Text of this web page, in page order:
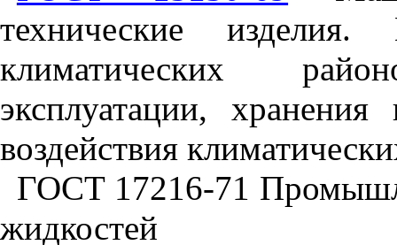
технические
климатических
эксплуатации,
воздействия
ГОСТ 17216-71
жидкостей